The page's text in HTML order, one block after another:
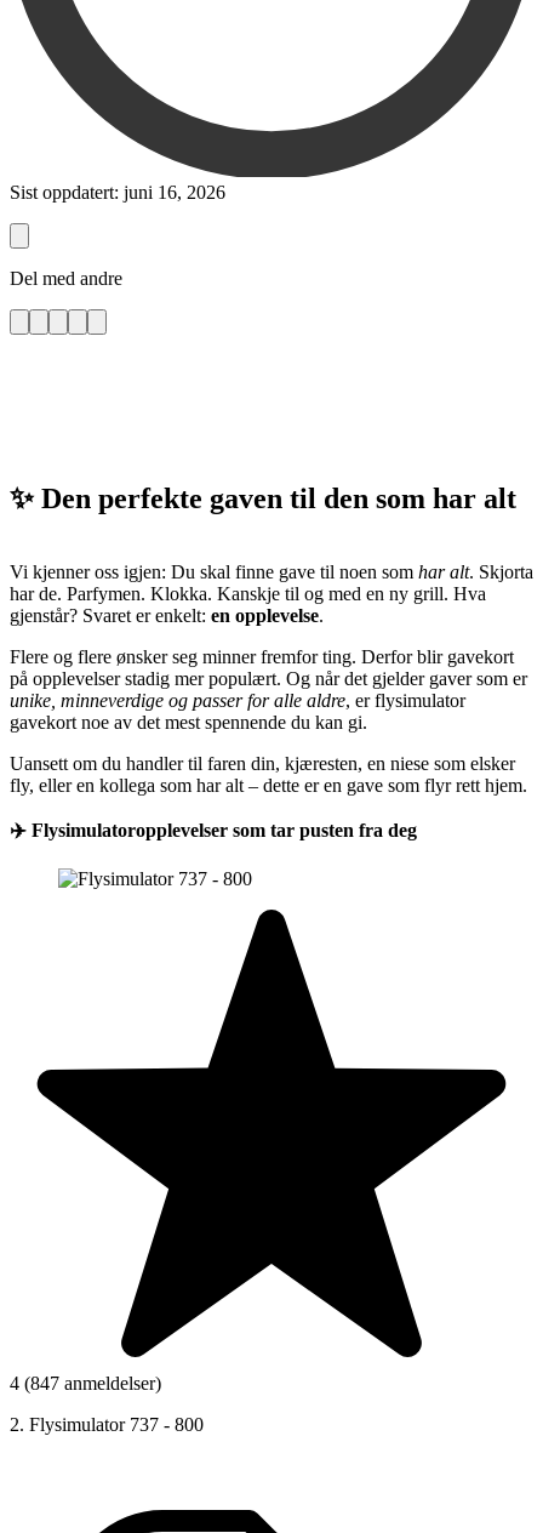
Sist oppdatert: juni 16, 2026
Del med andre
✨ Den perfekte gaven til den som har alt
Vi kjenner oss igjen: Du skal finne gave til noen som har alt. Skjorta
har de. Parfymen. Klokka. Kanskje til og med en ny grill. Hva
gjenstår? Svaret er enkelt: en opplevelse.
Flere og flere ønsker seg minner fremfor ting. Derfor blir gavekort
på opplevelser stadig mer populært. Og når det gjelder gaver som er
unike, minneverdige og passer for alle aldre, er flysimulator
gavekort noe av det mest spennende du kan gi.
Uansett om du handler til faren din, kjæresten, en niese som elsker
fly, eller en kollega som har alt – dette er en gave som flyr rett hjem.
✈️ Flysimulatoropplevelser som tar pusten fra deg
4 (847 anmeldelser)
2. Flysimulator 737 - 800